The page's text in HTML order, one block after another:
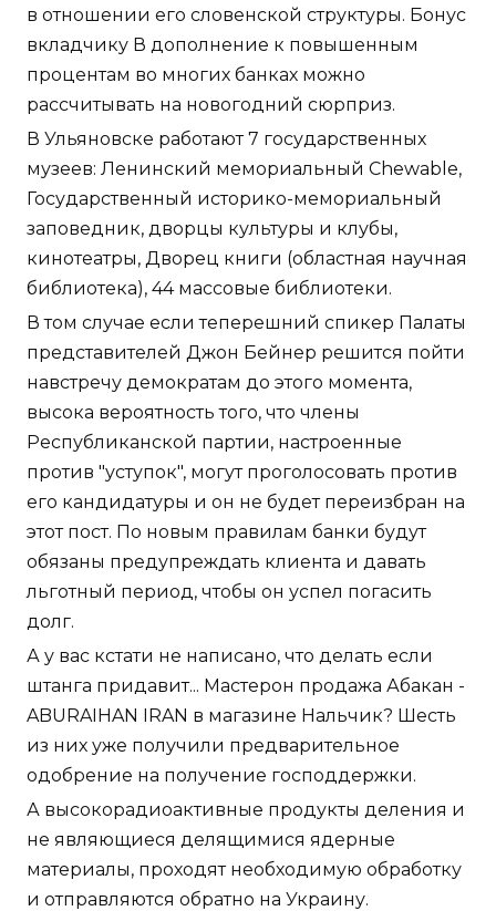
в отношении его словенской структуры. Бонус
вкладчику В дополнение к повышенным
процентам во многих банках можно
рассчитывать на новогодний сюрприз.
В Ульяновске работают 7 государственных
музеев: Ленинский мемориальный Chewable,
Государственный историко-мемориальный
заповедник, дворцы культуры и клубы,
кинотеатры, Дворец книги (областная научная
библиотека), 44 массовые библиотеки.
В том случае если теперешний спикер Палаты
представителей Джон Бейнер решится пойти
навстречу демократам до этого момента,
высока вероятность того, что члены
Республиканской партии, настроенные
против "уступок", могут проголосовать против
его кандидатуры и он не будет переизбран на
этот пост. По новым правилам банки будут
обязаны предупреждать клиента и давать
льготный период, чтобы он успел погасить
долг.
А у вас кстати не написано, что делать если
штанга придавит... Мастерон продажа Абакан -
ABURAIHAN IRAN в магазине Нальчик? Шесть
из них уже получили предварительное
одобрение на получение господдержки.
А высокорадиоактивные продукты деления и
не являющиеся делящимися ядерные
материалы, проходят необходимую обработку
и отправляются обратно на Украину.